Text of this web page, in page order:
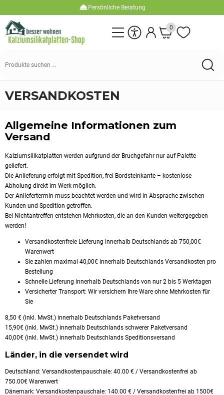
Persönliche Beratung
0
Suchen
VERSANDKOSTEN
Allgemeine Informationen zum
Versand
Kalziumsilikatplatten werden aufgrund der Bruchgefahr nur auf Palette
geliefert.
Die Anlieferung erfolgt mit Spedition, frei Bordsteinkante – kostenlose
Abholung direkt im Werk möglich.
Der Anliefertermin muss beachtet werden und wird in Absprache zwischen
Kunden und Spedition getroffen.
Bei Nichtantreffen entstehen Mehrkosten, die an den Kunden weitergegeben
werden!
Versandkostenfreie Lieferung innerhalb Deutschlands ab 750,00€
Warenwert
Sie zahlen maximal 40,00€ innerhalb Deutschlands Versandkosten pro
Bestellung
Schnelle Lieferung innerhalb Deutschlands von nur 2 bis 5 Werktagen
Versicherter Transport: Wir versichern Ihre Ware ohne Mehrkosten für
Sie
8,50 € (inkl. MwSt.) innerhalb Deutschlands Paketversand
15,90€ (inkl. MwSt.) innerhalb Deutschlands schwerer Paketversand
40,00€ (inkl. MwSt.) innerhalb Deutschlands Speditionsversand
Länder, in die versendet wird
Deutschland: Versandkostenpauschale: 40.00 € / Versandkostenfrei ab
750.00€ Warenwert
Dänemark: Versandkostenpauschale: 140.00 € / Versandkostenfrei ab 1500€